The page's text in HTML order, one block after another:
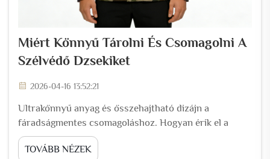
Miért Könnyű Tárolni És Csomagolni A
Szélvédő Dzsekiket
2026-04-16 13:52:21
Ultrakönnyű anyag és összehajtható dizájn a
fáradságmentes csomagoláshoz. Hogyan érik el a
fejlett nylon- és poliészterkeverékek a 100 gramm
alatti súlyt anélkül, hogy kompromisszumot kötnének
TOVÁBB NÉZEK